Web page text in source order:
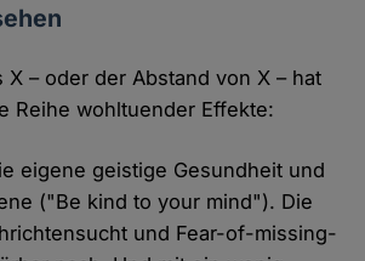
X – oder der Abstand von X – hat
Reihe wohltuender Effekte:
eigene geistige Gesundheit und
("Be kind to your mind"). Die
und Fear-of-missing-